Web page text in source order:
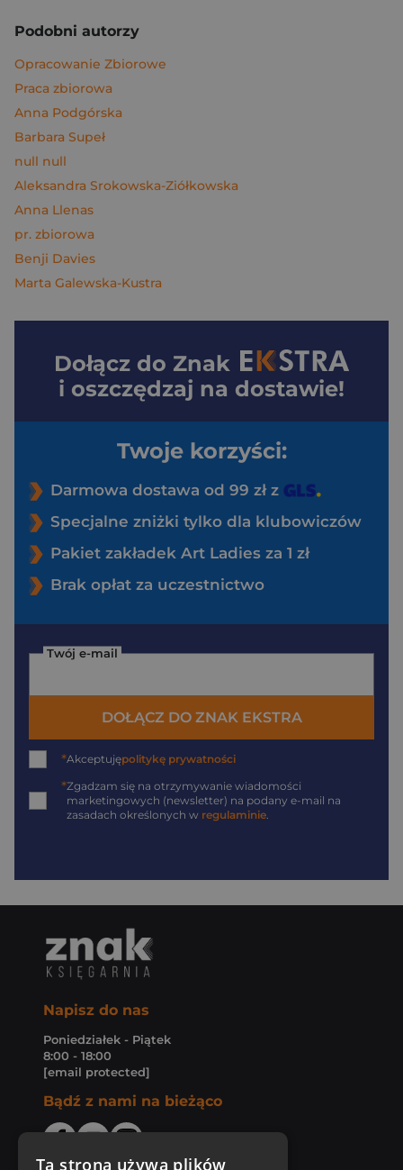
Podobni autorzy
Opracowanie Zbiorowe
Praca zbiorowa
Anna Podgórska
Barbara Supeł
null null
Aleksandra Srokowska-Ziółkowska
Anna Llenas
pr. zbiorowa
Benji Davies
Marta Galewska-Kustra
Dołącz do Znak
i oszczędzaj na dostawie!
Twoje korzyści:
Darmowa dostawa od 99 zł z
Specjalne zniżki tylko dla klubowiczów
Pakiet zakładek Art Ladies za 1 zł
Brak opłat za uczestnictwo
Twój e-mail
DOŁĄCZ DO ZNAK EKSTRA
*Akceptujępolitykę prywatności
*Zgadzam się na otrzymywanie wiadomości
marketingowych (newsletter) na podany e-mail na
zasadach określonych w regulaminie.
Napisz do nas
Poniedziałek - Piątek
8:00 - 18:00
[email protected]
Bądź z nami na bieżąco
Ta strona używa plików